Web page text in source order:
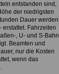
entstanden sind,
der niedrigsten
Dauer werden
Fahrzeiten
, U- und S-Bahn
Beamten und
nur die Kosten
wenn das